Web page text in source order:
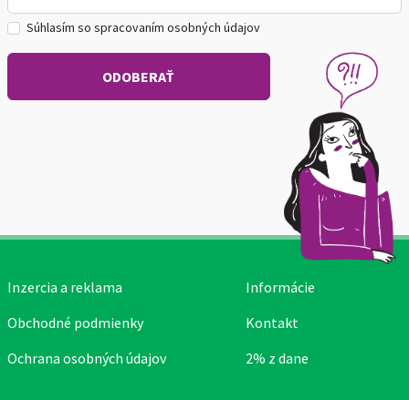
Súhlasím so spracovaním osobných údajov
Inzercia a reklama
Obchodné podmienky
Ochrana osobných údajov
Informácie
Kontakt
2% z dane